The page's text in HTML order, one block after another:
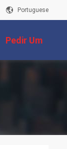
Portuguese
Pedir Um
Orçamento